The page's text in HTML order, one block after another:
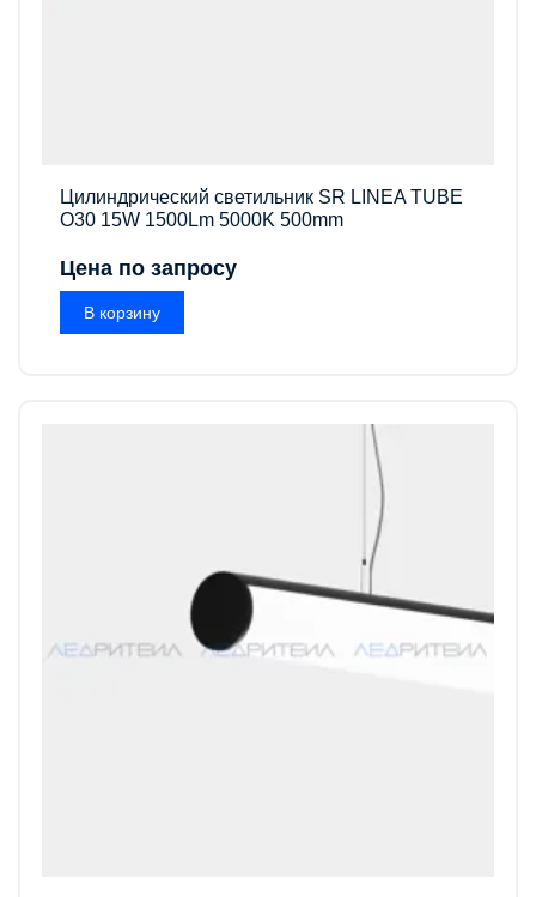
Цилиндрический светильник SR LINEA TUBE
O30 15W 1500Lm 5000K 500mm
Цена по запросу
В корзину